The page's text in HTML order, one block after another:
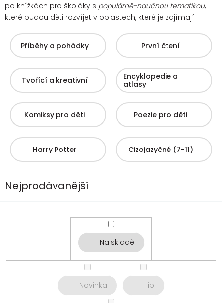
po knížkách pro školáky s populárně-naučnou tematikou,
které budou děti rozvíjet v oblastech, které je zajímají.
Příběhy a pohádky První čtení
Tvořící a kreativní
Encyklopedie a
atlasy
Komiksy pro děti Poezie pro děti
Harry Potter Cizojazyčné (7-11)
Nejprodávanější
Na skladě
Novinka Tip